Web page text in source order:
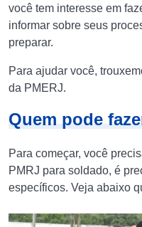
você tem interesse em
informar sobre seus
preparar.
Para ajudar você,
da PMERJ.
Quem pode
Para começar, você
PMRJ para soldado, é
específicos. Veja abaixo